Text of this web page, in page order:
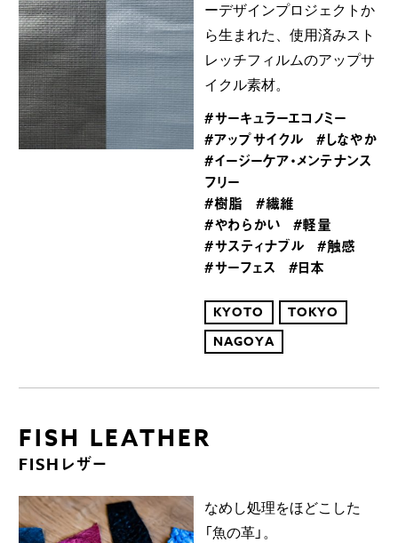
ーデザインプロジェクトか
ら生まれた、使用済みスト
レッチフィルムのアップサ
イクル素材。
#サーキュラーエコノミー
#アップサイクル
#しなやか
#イージーケア・メンテナンス
フリー
#樹脂
#繊維
#やわらかい
#軽量
#サスティナブル
#触感
#サーフェス
#日本
KYOTO
TOKYO
NAGOYA
FISH LEATHER
FISHレザー
なめし処理をほどこした
「魚の革」。